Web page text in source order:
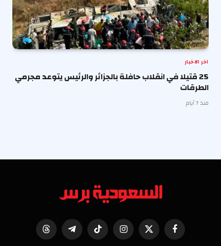
اخر الاخبار
25 قتيلا في انقلاب حافلة بالجزائر والرئيس يتوعد مجرمي
الطرقات
منذ 7 أيام
فيسبوكX
(Twitter)
الانستغرامتيكتوك تيلقرام Threads